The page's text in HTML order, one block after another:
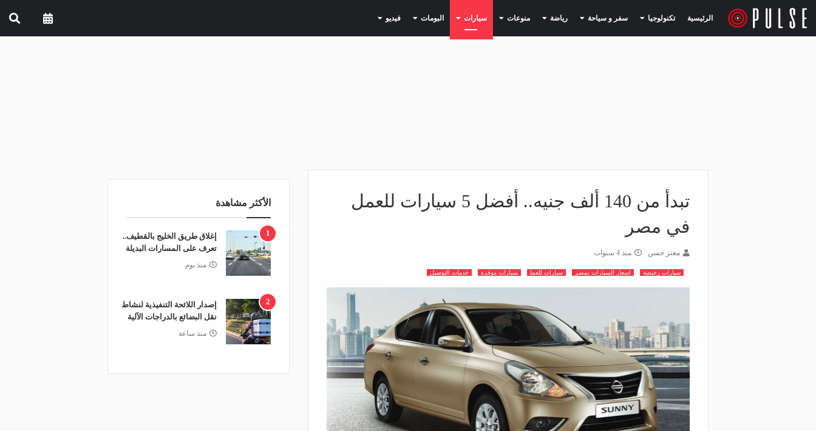
الرئيسية تكنولوجيا (current) سفر و سياحة (current) رياضة (current) منوعات (current) سيارات (current) البومات (current) فيديو (current)
تبدأ من 140 ألف جنيه.. أفضل 5 سيارات للعمل
في مصر
معتز حسن منذ 4 سنوات
سيارات رخيصة اسعار السيارات بمصر سيارات للعمل سيارات موفرة خدمات التوصيل
الأكثر مشاهدة
1
إغلاق طريق الخليج بالقطيف..
تعرف على المسارات البديلة
منذ يوم
2
إصدار اللائحة التنفيذية لنشاط
نقل البضائع بالدراجات الآلية
منذ ساعة